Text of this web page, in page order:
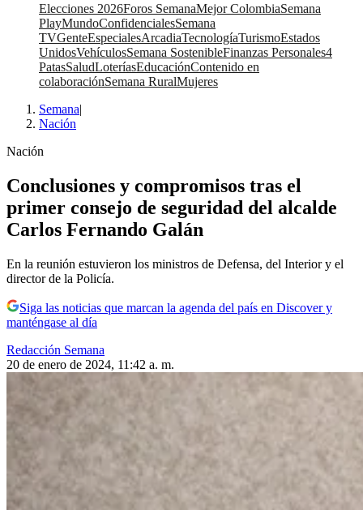
Elecciones 2026Foros SemanaMejor ColombiaSemana
PlayMundoConfidencialesSemana
TVGenteEspecialesArcadiaTecnologíaTurismoEstados
UnidosVehículosSemana SostenibleFinanzas Personales4
PatasSaludLoteríasEducaciónContenido en
colaboraciónSemana RuralMujeres
Semana|
Nación
Nación
Conclusiones y compromisos tras el
primer consejo de seguridad del alcalde
Carlos Fernando Galán
En la reunión estuvieron los ministros de Defensa, del Interior y el
director de la Policía.
Siga las noticias que marcan la agenda del país en Discover y
manténgase al día
Redacción Semana
20 de enero de 2024, 11:42 a. m.